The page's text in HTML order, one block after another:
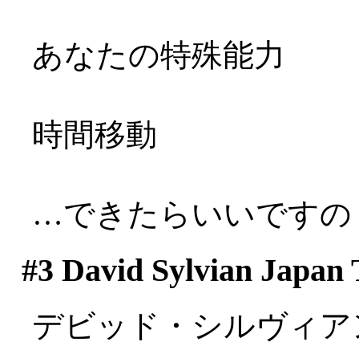
あなたの特殊能力
時間移動
…できたらいいですの
#3 David Sylvian Japan
デビッド・シルヴィ